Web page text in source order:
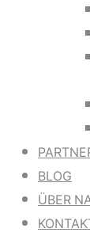
BLOG
ÜBER